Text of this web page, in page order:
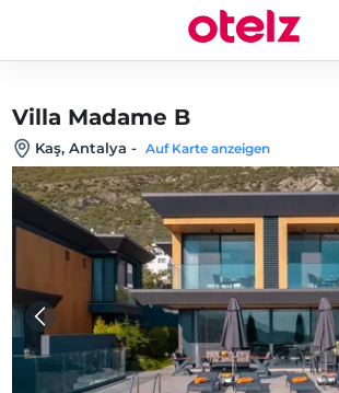
Villa Madame B
Kaş, Antalya - Auf Karte anzeigen